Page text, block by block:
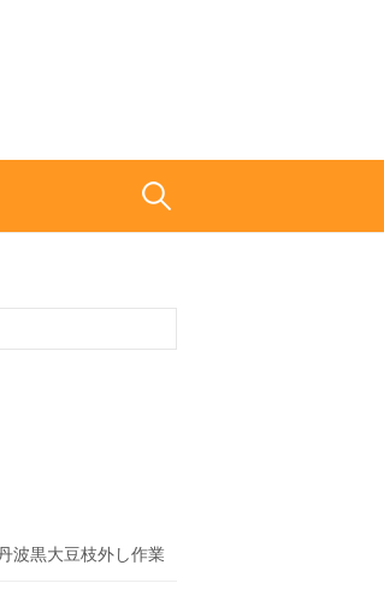
検
波黒大豆枝外し作業